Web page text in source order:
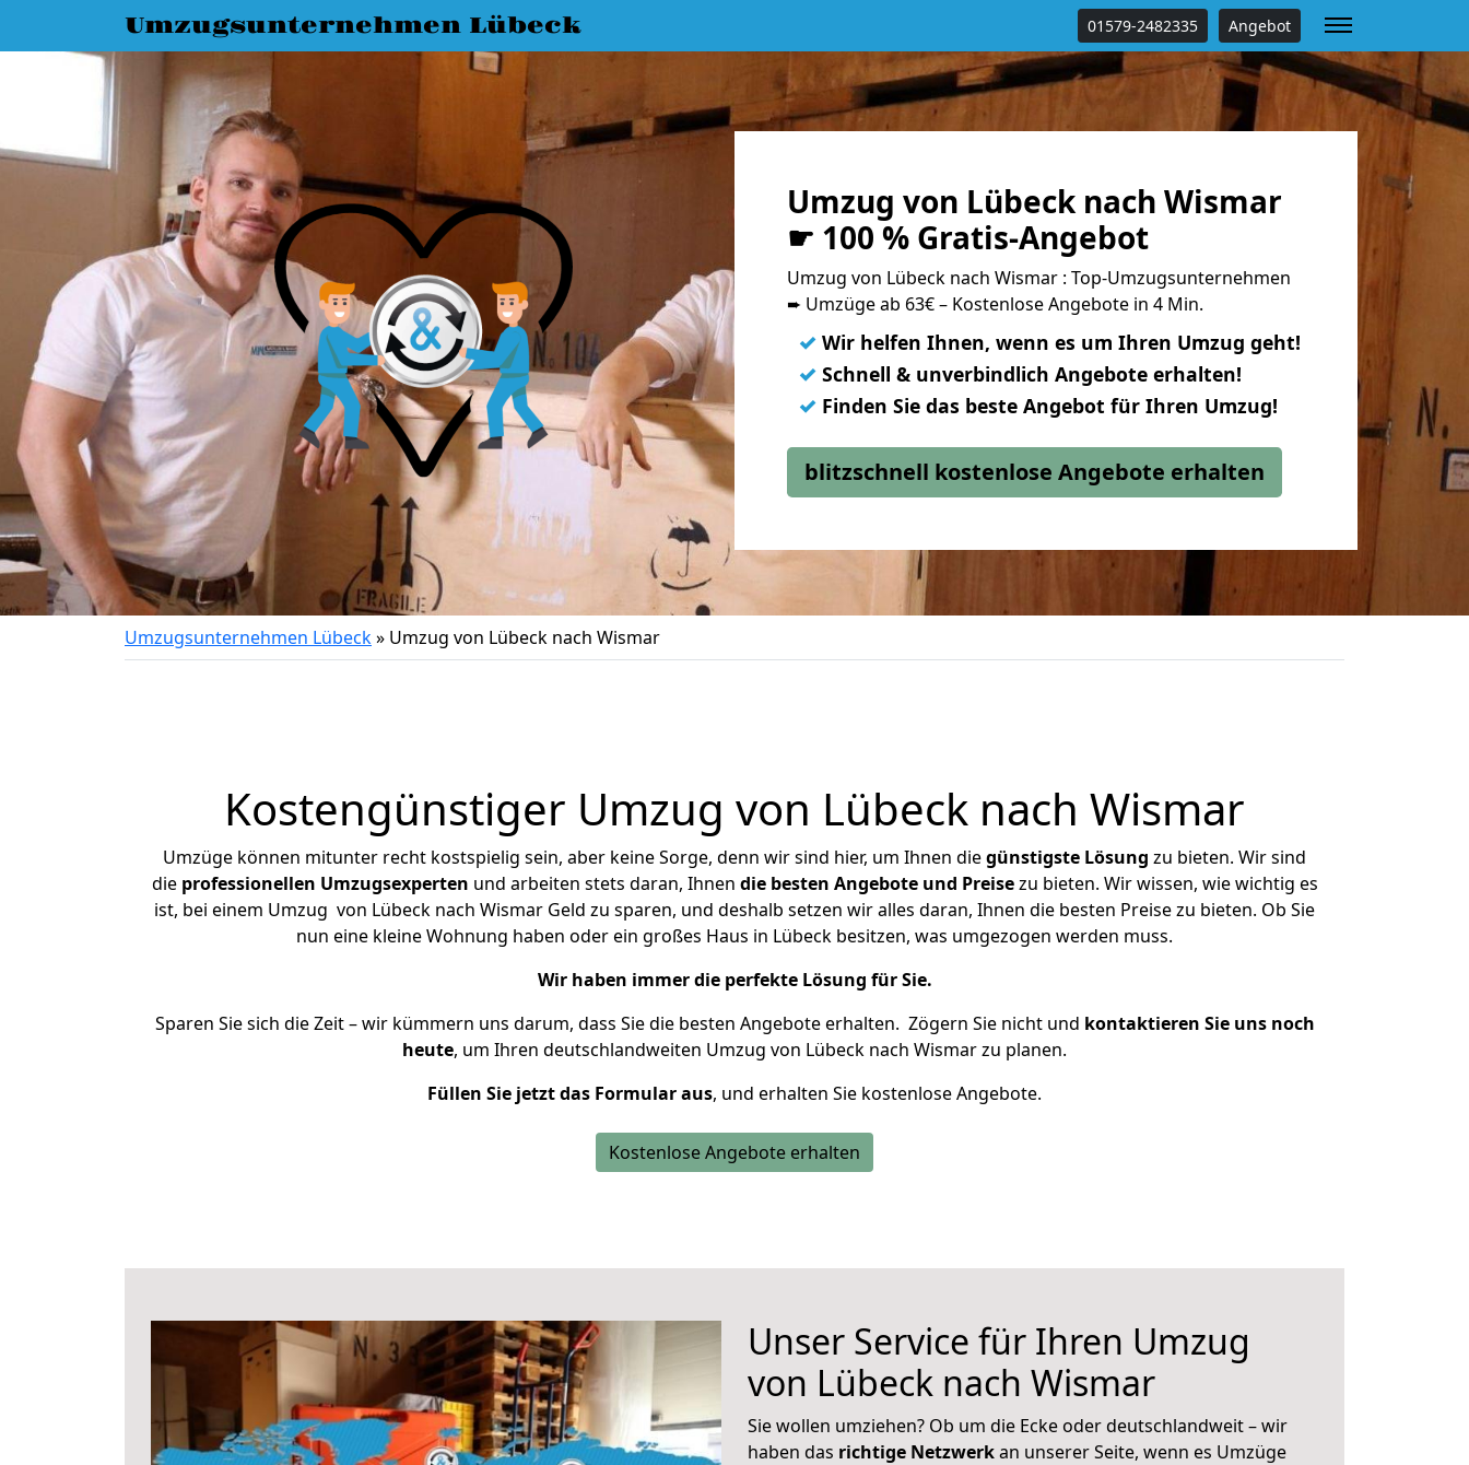
Umzugsunternehmen Lübeck 01579-2482335 Angebot
Umzug von Lübeck nach Wismar
☛ 100 % Gratis-Angebot
Umzug von Lübeck nach Wismar : Top-Umzugsunternehmen
➨ Umzüge ab 63€ – Kostenlose Angebote in 4 Min.
✓ Wir helfen Ihnen, wenn es um Ihren Umzug geht!
✓ Schnell & unverbindlich Angebote erhalten!
✓ Finden Sie das beste Angebot für Ihren Umzug!
blitzschnell kostenlose Angebote erhalten
Umzugsunternehmen Lübeck» Umzug von Lübeck nach Wismar
Kostengünstiger Umzug von Lübeck nach Wismar
Umzüge können mitunter recht kostspielig sein, aber keine Sorge, denn wir sind hier, um Ihnen diegünstigste Lösung zu bieten. Wir sind
die professionellen Umzugsexperten und arbeiten stets daran, Ihnen die besten Angebote und Preisezu bieten. Wir wissen, wie wichtig es
ist, bei einem Umzug von Lübeck nach Wismar Geld zu sparen, und deshalb setzen wir alles daran, Ihnen die besten Preise zu bieten. Ob Sie
nun eine kleine Wohnung haben oder ein großes Haus in Lübeck besitzen, was umgezogen werden muss.
Wir haben immer die perfekte Lösung für Sie.
Sparen Sie sich die Zeit – wir kümmern uns darum, dass Sie die besten Angebote erhalten. Zögern Sie nicht und kontaktieren Sie uns noch
heute, um Ihren deutschlandweiten Umzug von Lübeck nach Wismar zu planen.
Füllen Sie jetzt das Formular aus, und erhalten Sie kostenlose Angebote.
Kostenlose Angebote erhalten
Unser Service für Ihren Umzug
von Lübeck nach Wismar
Sie wollen umziehen? Ob um die Ecke oder deutschlandweit – wir
haben das richtige Netzwerkan unserer Seite, wenn es Umzüge